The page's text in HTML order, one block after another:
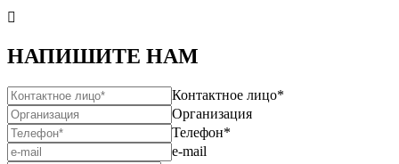

НАПИШИТЕ НАМ
Контактное лицо*
Организация
Телефон*
e-mail